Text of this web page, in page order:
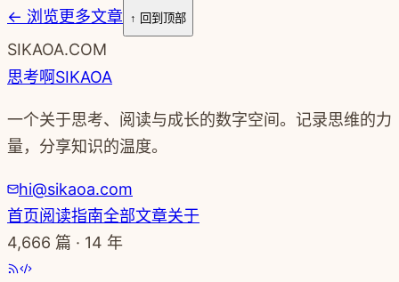
← 浏览更多文章 ↑ 回到顶部
SIKAOA.COM
思考啊SIKAOA
一个关于思考、阅读与成长的数字空间。记录思维的力
量，分享知识的温度。
hi@sikaoa.com
首页阅读指南全部文章关于
4,666 篇 · 14 年